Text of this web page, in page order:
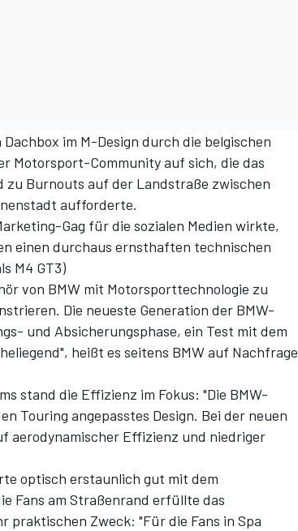
im M-Design durch die belgischen
Motorsport-Community auf sich, die das
Burnouts auf der Landstraße zwischen
aufforderte.
Gag für die sozialen Medien wirkte,
einen durchaus ernsthaften technischen
M4 GT3)
von BMW mit Motorsporttechnologie zu
Die neueste Generation der BMW-
und Absicherungsphase, ein Test mit dem
heißt es seitens BMW auf Nachfrage
stand die Effizienz im Fokus: "Die BMW-
Touring angepasstes Design. Bei der neuen
aerodynamischer Effizienz und niedriger
optisch erstaunlich gut mit dem
Fans am Straßenrand erfüllte das
praktischen Zweck: "Für die Fans in Spa